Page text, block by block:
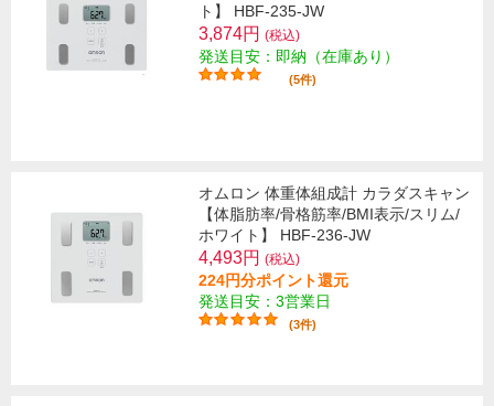
ト】 HBF-235-JW
3,874円 (税込)
発送目安：即納（在庫あり）
(5件)
オムロン 体重体組成計 カラダスキャン
【体脂肪率/骨格筋率/BMI表示/スリム/
ホワイト】 HBF-236-JW
4,493円 (税込)
224円分ポイント還元
発送目安：3営業日
(3件)